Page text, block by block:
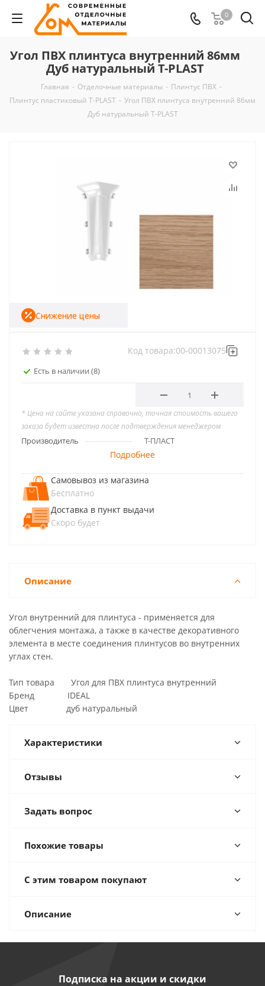
0
Угол ПВХ плинтуса внутренний 86мм
Дуб натуральный T-PLAST
Главная - Отделочные материалы - Плинтус ПВХ -
Плинтус пластиковый T-PLAST - Угол ПВХ плинтуса внутренний 86мм
Дуб натуральный T-PLAST
Есть в наличии (8)
Код товара:00-00013075
Снижение цены
* Цена на сайте указана справочно, точная стоимость вашего
заказа будет известна после подтверждения менеджером
Производитель Т-ПЛАСТ
Подробнее
Самовывоз из магазина
Бесплатно
Доставка в пункт выдачи
Скоро будет
Описание
Угол внутренний для плинтуса - применяется для
облегчения монтажа, а также в качестве декоративного
элемента в месте соединения плинтусов во внутренних
углах стен.
Тип товара Угол для ПВХ плинтуса внутренний
Бренд IDEAL
Цвет дуб натуральный
Характеристики
Отзывы
Задать вопрос
Похожие товары
С этим товаром покупают
Описание
Подписка на акции и скидки